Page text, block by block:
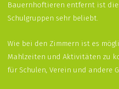
Bauernhoftieren entfernt ist
Schulgruppen sehr beliebt.
Wie bei den Zimmern ist es
Mahlzeiten und Aktivitäten zu
für Schulen, Verein und andere